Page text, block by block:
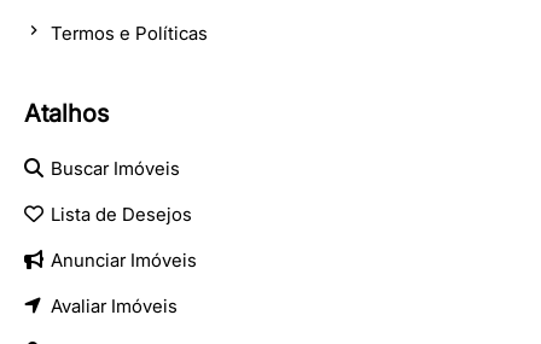
Termos e Políticas
Atalhos
Buscar Imóveis
Lista de Desejos
Anunciar Imóveis
Avaliar Imóveis